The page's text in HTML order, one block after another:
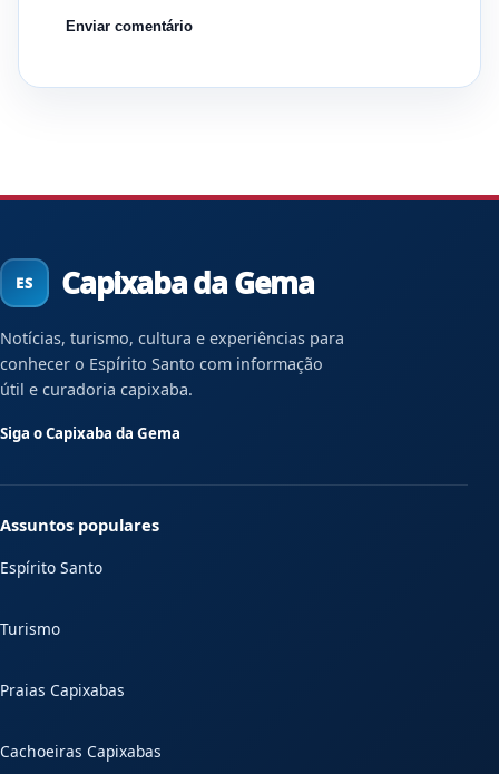
Capixaba da Gema
Notícias, turismo, cultura e experiências para
conhecer o Espírito Santo com informação
útil e curadoria capixaba.
Siga o Capixaba da Gema
Assuntos populares
Espírito Santo
Turismo
Praias Capixabas
Cachoeiras Capixabas